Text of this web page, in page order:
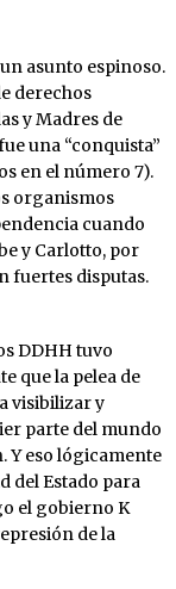
asunto espinoso.
derechos
y Madres de
una “conquista”
en el número 7).
organismos
cuando
y Carlotto, por
fuertes disputas.
DDHH tuvo
que la pelea de
visibilizar y
parte del mundo
Y eso lógicamente
del Estado para
el gobierno K
de la